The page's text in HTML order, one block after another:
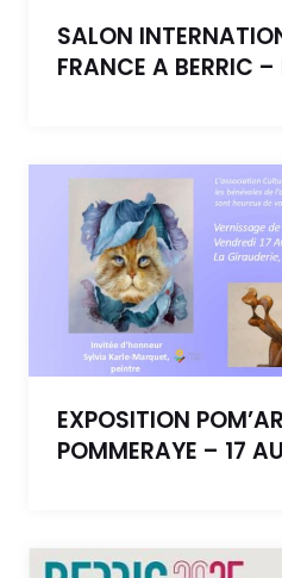
SALON
FRANCE A BERRIC
EXPOSITION
POMMERAYE – 17